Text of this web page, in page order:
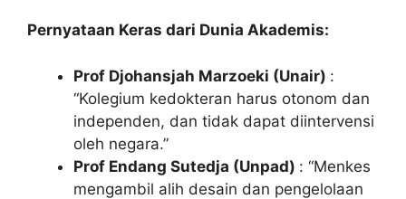
Pernyataan Keras dari Dunia Akademis:
Prof Djohansjah Marzoeki (Unair) :
“Kolegium kedokteran harus otonom dan
independen, dan tidak dapat diintervensi
oleh negara.”
Prof Endang Sutedja (Unpad) : “Menkes
mengambil alih desain dan pengelolaan